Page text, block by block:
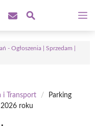
- Ogłoszenia | Sprzedam |
i Transport /
Parking
roku